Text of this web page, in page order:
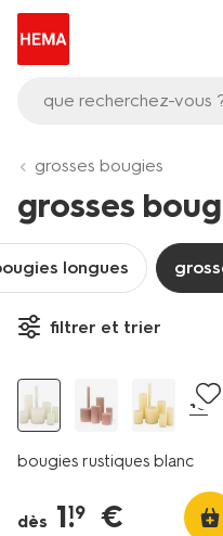
que recherchez-vous
grosses bougies
grosses
longues
filtrer et trier
vegan
+5
bougies rustiques blanc
dès 1.
19 €